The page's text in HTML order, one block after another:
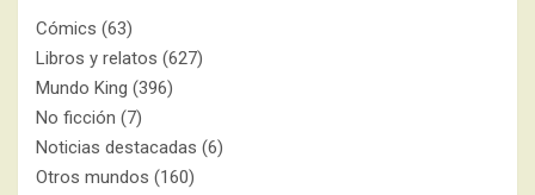
Cómics (63)
Libros y relatos (627)
Mundo King (396)
No ficción (7)
Noticias destacadas (6)
Otros mundos (160)